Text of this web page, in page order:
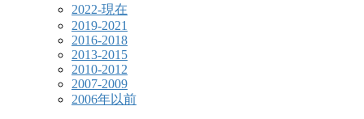
2022-現在
2019-2021
2016-2018
2013-2015
2010-2012
2007-2009
2006年以前